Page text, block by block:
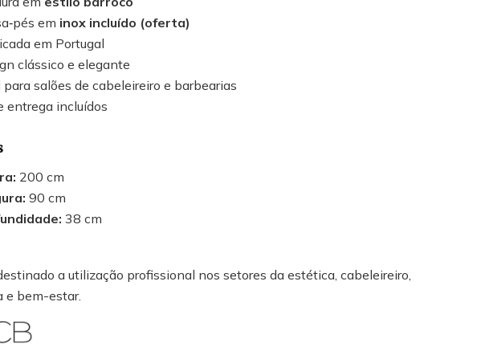
em inox incluído (oferta)
em Portugal
clássico e elegante
para salões de cabeleireiro e barbearias
entrega incluídos
200 cm
90 cm
38 cm
a utilização profissional nos setores da estética, cabeleireiro,
e bem-estar.